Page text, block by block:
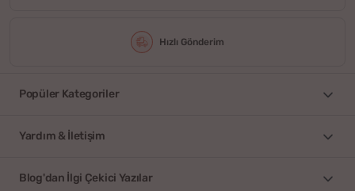
Hızlı Gönderim
Popüler Kategoriler
Yardım & İletişim
Blog'dan İlgi Çekici Yazılar